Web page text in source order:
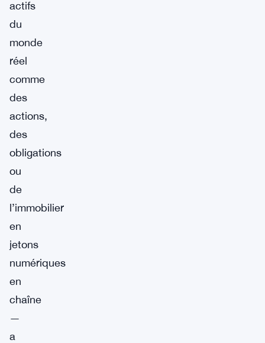
actifs
du
monde
réel
comme
des
actions,
des
obligations
ou
de
l’immobilier
en
jetons
numériques
en
chaîne
—
a